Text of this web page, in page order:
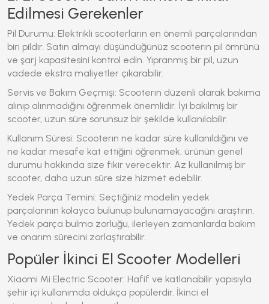
Edilmesi Gerekenler
Pil Durumu: Elektrikli scooterların en önemli parçalarından
biri pildir. Satın almayı düşündüğünüz scooterın pil ömrünü
ve şarj kapasitesini kontrol edin. Yıpranmış bir pil, uzun
vadede ekstra maliyetler çıkarabilir.
Servis ve Bakım Geçmişi: Scooterın düzenli olarak bakıma
alınıp alınmadığını öğrenmek önemlidir. İyi bakılmış bir
scooter, uzun süre sorunsuz bir şekilde kullanılabilir.
Kullanım Süresi: Scooterın ne kadar süre kullanıldığını ve
ne kadar mesafe kat ettiğini öğrenmek, ürünün genel
durumu hakkında size fikir verecektir. Az kullanılmış bir
scooter, daha uzun süre size hizmet edebilir.
Yedek Parça Temini: Seçtiğiniz modelin yedek
parçalarının kolayca bulunup bulunamayacağını araştırın.
Yedek parça bulma zorluğu, ilerleyen zamanlarda bakım
ve onarım sürecini zorlaştırabilir.
Popüler İkinci El Scooter Modelleri
Xiaomi Mi Electric Scooter: Hafif ve katlanabilir yapısıyla
şehir içi kullanımda oldukça popülerdir. İkinci el